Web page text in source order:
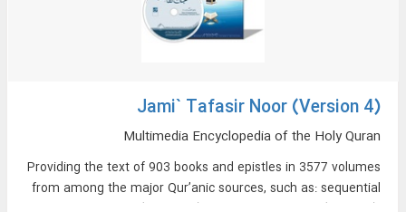
Jami` Tafasir Noor (Version 4)
Multimedia Encyclopedia of the Holy Quran
Providing the text of 903 books and epistles in 3577 volumes
from among the major Qur’anic sources, such as: sequential